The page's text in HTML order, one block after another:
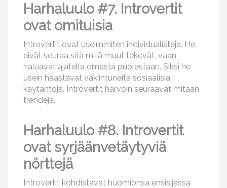
Harhaluulo #7. Introvertit
ovat omituisia
Introvertit ovat useimmiten individualisteja. He
eivät seuraa sitä mitä muut tekevät, vaan
haluavat ajatella omasta puolestaan. Siksi he
usein haastavat vakiintuneita sosiaalisia
käytäntöjä. Introvertit harvoin seuraavat mitään
trendejä.
Harhaluulo #8. Introvertit
ovat syrjäänvetäytyviä
nörttejä
Introvertit kohdistavat huomionsa ensisijassa